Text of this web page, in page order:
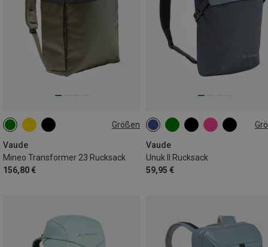
Größen
Vaude
Mineo Transformer 23 Rucksack
156,80 €
20L
Vaude
Unuk II Rucksack
59,95 €
8L